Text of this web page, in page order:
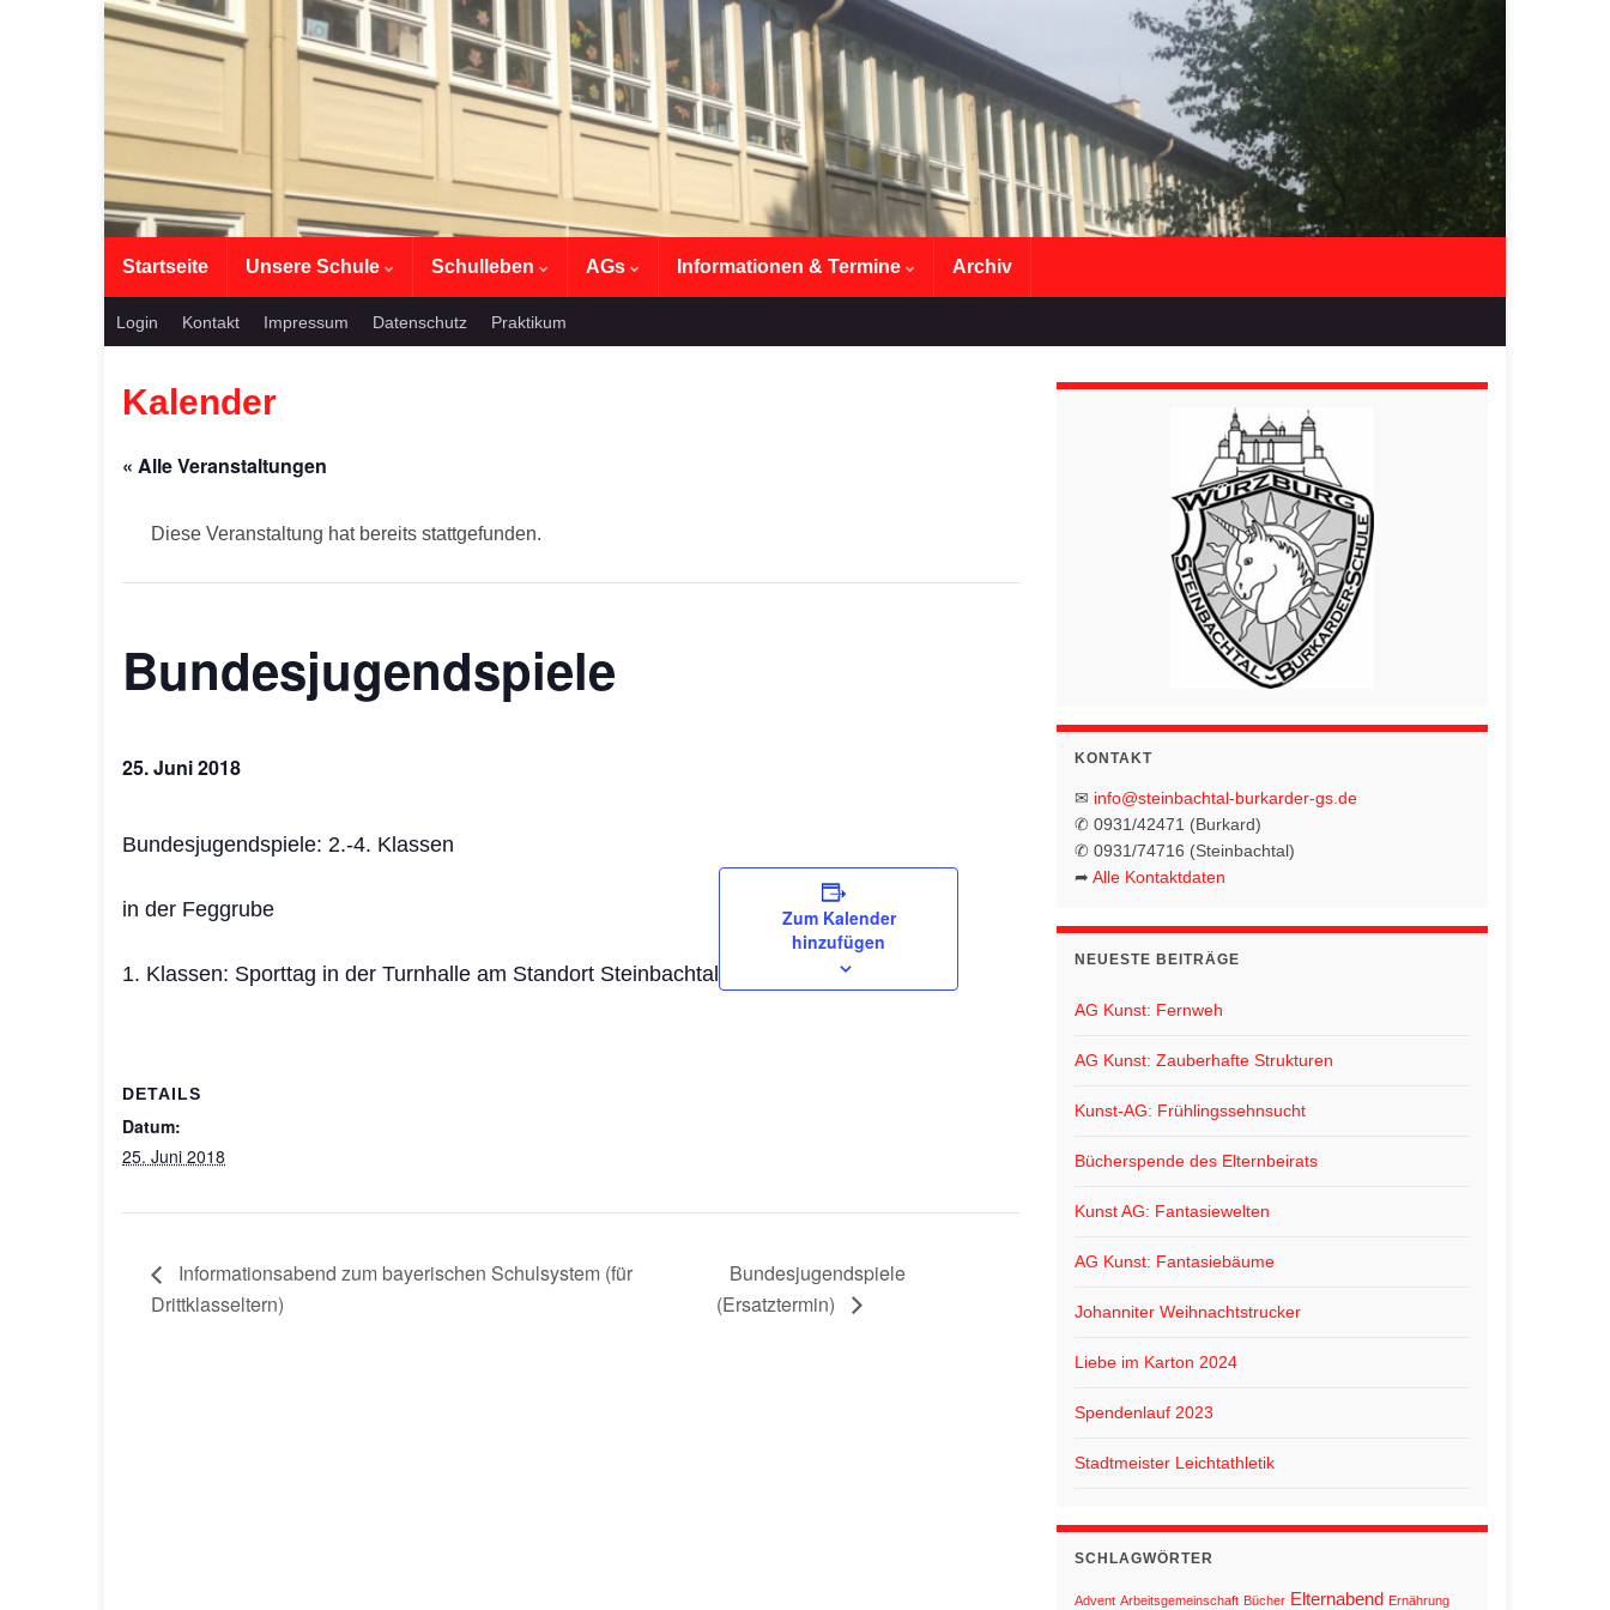
Startseite Unsere Schule Schulleben AGs Informationen & Termine Archiv
Login Kontakt Impressum Datenschutz Praktikum
Kalender
« Alle Veranstaltungen
Diese Veranstaltung hat bereits stattgefunden.
Bundesjugendspiele
25. Juni 2018
Bundesjugendspiele: 2.-4. Klassen
in der Feggrube
1. Klassen: Sporttag in der Turnhalle am Standort Steinbachtal
Zum Kalender
hinzufügen
DETAILS
Datum:
25. Juni 2018
Informationsabend zum bayerischen Schulsystem (für
Drittklasseltern)
Bundesjugendspiele
(Ersatztermin)
KONTAKT
✉ info@steinbachtal-burkarder-gs.de
✆ 0931/42471 (Burkard)
✆ 0931/74716 (Steinbachtal)
➦ Alle Kontaktdaten
NEUESTE BEITRÄGE
AG Kunst: Fernweh
AG Kunst: Zauberhafte Strukturen
Kunst-AG: Frühlingssehnsucht
Bücherspende des Elternbeirats
Kunst AG: Fantasiewelten
AG Kunst: Fantasiebäume
Johanniter Weihnachtstrucker
Liebe im Karton 2024
Spendenlauf 2023
Stadtmeister Leichtathletik
SCHLAGWÖRTER
Advent Arbeitsgemeinschaft Bücher Elternabend Ernährung